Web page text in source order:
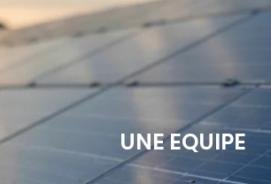
UNE EQUIPE